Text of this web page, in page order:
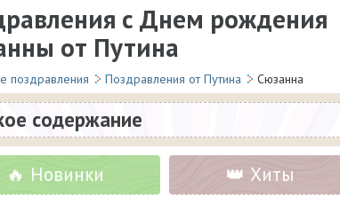
с Днем рождения
от Путина
поздравления Поздравления от Путина Сюзанна
содержание
🔥 Новинки 👑 Хиты